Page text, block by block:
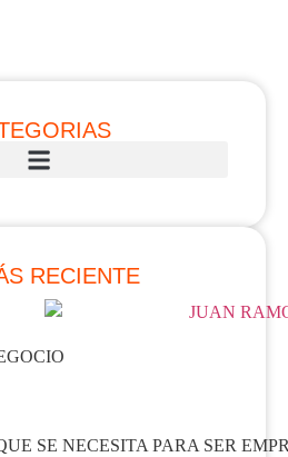
RECIENTE
SE NECESITA PARA SER